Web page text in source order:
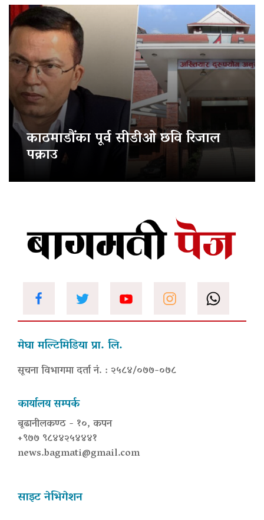
काठमाडौंका पूर्व सीडीओ छवि रिजाल
पक्राउ
मेघा मल्टिमिडिया प्रा. लि.
सूचना विभागमा दर्ता नं. : २५८४/०७७-०७८
कार्यालय सम्पर्क
बूढानीलकण्ठ - १०, कपन
+९७७ ९८४४२५४४४१
news.bagmati@gmail.com
साइट नेभिगेशन